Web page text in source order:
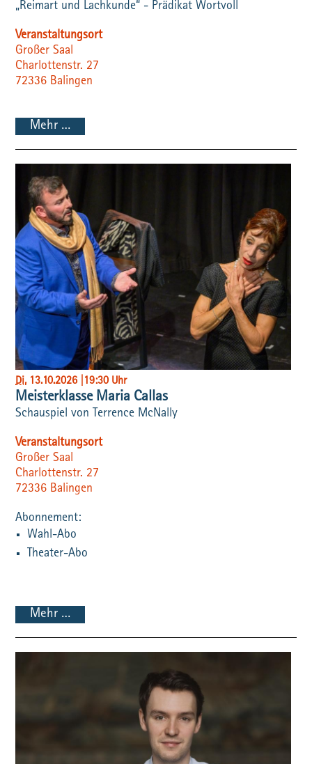
„Reimart und Lachkunde“ - Prädikat Wortvoll
Veranstaltungsort
Großer Saal
Charlottenstr. 27
72336 Balingen
Mehr …
Di, 13.10.2026 19:30 Uhr
Meisterklasse Maria Callas
Schauspiel von Terrence McNally
Veranstaltungsort
Großer Saal
Charlottenstr. 27
72336 Balingen
Wahl-Abo
Theater-Abo
Mehr …